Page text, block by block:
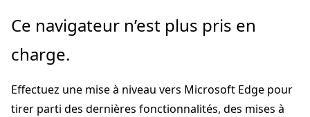
Passer
directement
au
principal
Ce navigateur n’est plus pris en
charge.
Effectuez une mise à niveau vers Microsoft Edge pour
tirer parti des dernières fonctionnalités, des mises à